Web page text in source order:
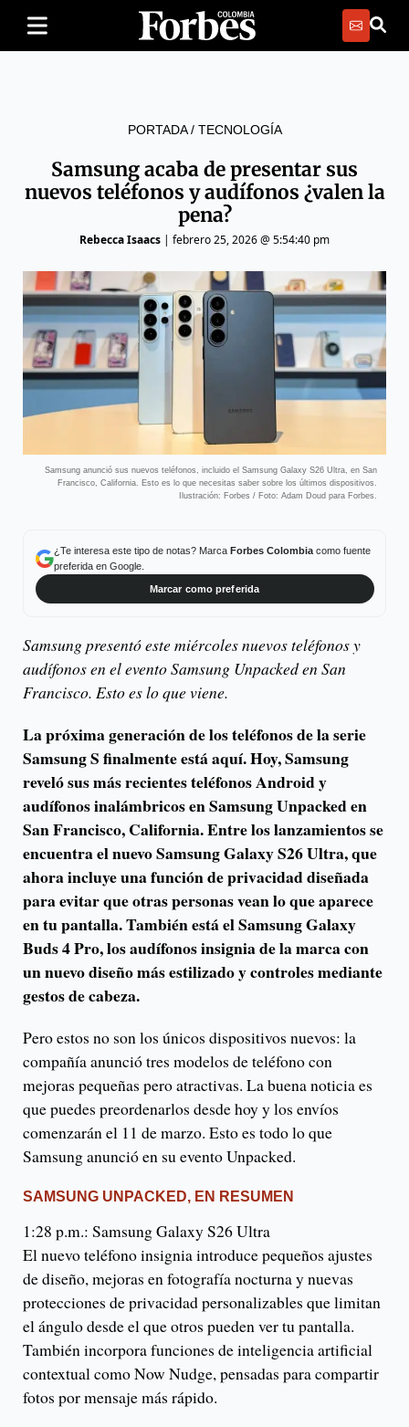
PORTADA/ TECNOLOGÍA
Samsung acaba de presentar sus
nuevos teléfonos y audífonos ¿valen la
pena?
Rebecca Isaacs | febrero 25, 2026 @ 5:54:40 pm
Samsung anunció sus nuevos teléfonos, incluido el Samsung Galaxy S26 Ultra, en San
Francisco, California. Esto es lo que necesitas saber sobre los últimos dispositivos.
Ilustración: Forbes / Foto: Adam Doud para Forbes.
¿Te interesa este tipo de notas? Marca Forbes Colombiacomo fuente
preferida en Google.
Marcar como preferida
Samsung presentó este miércoles nuevos teléfonos y
audífonos en el evento Samsung Unpacked en San
Francisco. Esto es lo que viene.
La próxima generación de los teléfonos de la serie
Samsung S finalmente está aquí. Hoy, Samsung
reveló sus más recientes teléfonos Android y
audífonos inalámbricos en Samsung Unpacked en
San Francisco, California. Entre los lanzamientos se
encuentra el nuevo Samsung Galaxy S26 Ultra, que
ahora incluye una función de privacidad diseñada
para evitar que otras personas vean lo que aparece
en tu pantalla. También está el Samsung Galaxy
Buds 4 Pro, los audífonos insignia de la marca con
un nuevo diseño más estilizado y controles mediante
gestos de cabeza.
Pero estos no son los únicos dispositivos nuevos: la
compañía anunció tres modelos de teléfono con
mejoras pequeñas pero atractivas. La buena noticia es
que puedes preordenarlos desde hoy y los envíos
comenzarán el 11 de marzo. Esto es todo lo que
Samsung anunció en su evento Unpacked.
SAMSUNG UNPACKED, EN RESUMEN
1:28 p.m.: Samsung Galaxy S26 Ultra
El nuevo teléfono insignia introduce pequeños ajustes
de diseño, mejoras en fotografía nocturna y nuevas
protecciones de privacidad personalizables que limitan
el ángulo desde el que otros pueden ver tu pantalla.
También incorpora funciones de inteligencia artificial
contextual como Now Nudge, pensadas para compartir
fotos por mensaje más rápido.